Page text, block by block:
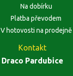
Na dobírku
Platba převodem
V hotovosti na prodejně
Kontakt
Draco Pardubice